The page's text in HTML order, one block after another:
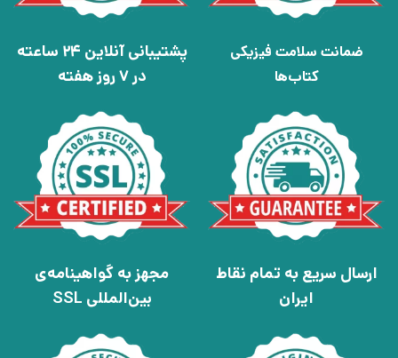
ضمانت سلامت فیزیکی
کتاب‌ها
پشتیبانی آنلاین 24 ساعته
در 7 روز هفته
ارسال سریع به تمام نقاط
ایران
مجهز به گواهینامه‌ی
بین‌المللی SSL